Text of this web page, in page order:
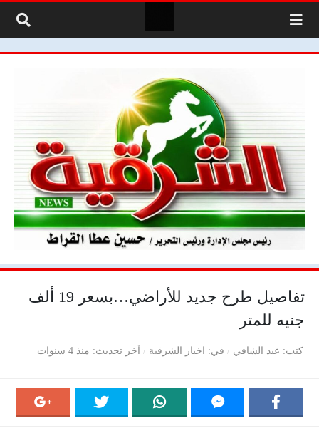
تفاصيل طرح جديد للأراضي…بسعر 19 ألف
جنيه للمتر
كتب عبد الشافي في اخبار الشرقية آخر تحديث منذ 4 سنوات